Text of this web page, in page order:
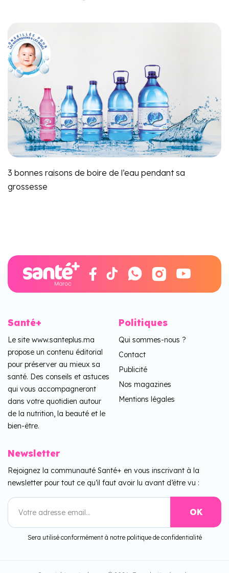
3 bonnes raisons de boire de l’eau pendant sa
grossesse
Santé+
Le site www.santeplus.ma
propose un contenu éditorial
pour préserver au mieux sa
santé. Des conseils et astuces
qui vous accompagneront
dans votre quotidien autour
de la nutrition, la beauté et le
bien-être.
Politiques
Qui sommes-nous ?
Contact
Publicité
Nos magazines
Mentions légales
Newsletter
Rejoignez la communauté Santé+ en vous inscrivant à la
newsletter pour tout ce qu’il faut avoir lu avant d’être vu :
Sera utilisé conformément à notre politique de confidentialité